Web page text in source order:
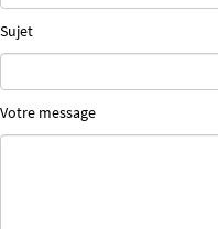
Sujet
Votre message